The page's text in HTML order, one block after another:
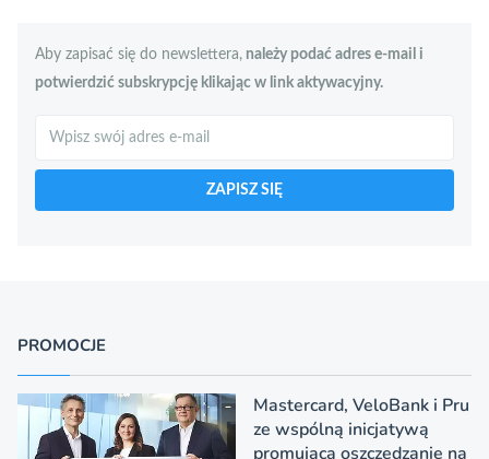
Aby zapisać się do newslettera, należy podać adres e-mail i
potwierdzić subskrypcję klikając w link aktywacyjny.
Szukaj
ZAPISZ SIĘ
PROMOCJE
Mastercard, VeloBank i Pru
ze wspólną inicjatywą
promującą oszczędzanie na